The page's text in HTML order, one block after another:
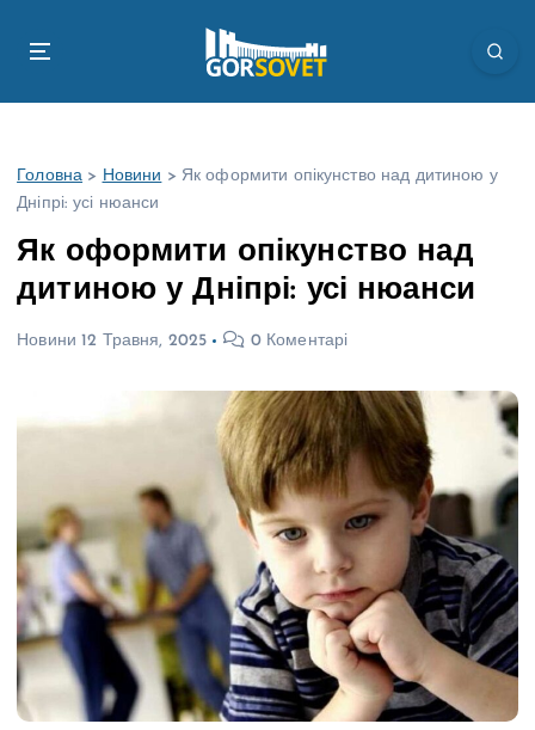
Головна > Новини > Як оформити опікунство над дитиною у
Дніпрі: усі нюанси
Як оформити опікунство над
дитиною у Дніпрі: усі нюанси
Новини 12 Травня, 2025 0 Коментарі